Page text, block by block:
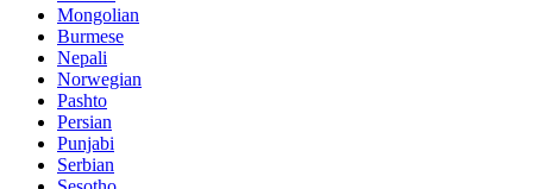
Mongolian
Burmese
Nepali
Norwegian
Pashto
Persian
Punjabi
Serbian